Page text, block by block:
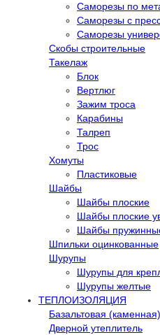
Саморезы по
Саморезы с
Саморезы
Скобы строительные
Такелаж
Блок
Вертлюг
Зажим троса
Карабины
Талреп
Трос
Хомуты
Пластиковые
Шайбы
Шайбы плоские
Шайбы плоские
Шайбы
Шпильки оцинкованные
Шурупы
Шурупы для
Шурупы желтые
ТЕПЛОИЗОЛЯЦИЯ
Базальтовая
Дверной утеплитель